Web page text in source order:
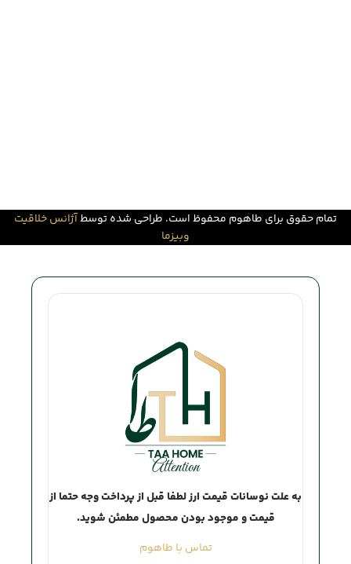
تمام حقوق برای طاهوم محفوظ است. طراحی شده توسطآژانس خلاقیت
وبیزما
Attention
به علت نوسانات قیمت ارز لطفا قبل از پرداخت وجه حتما از
قیمت و موجود بودن محصول مطمئن شوید.
تماس با طاهوم